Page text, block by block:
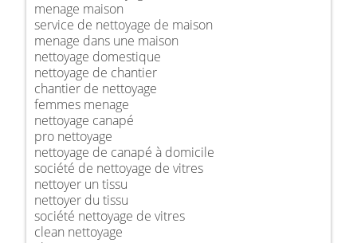
menage maison
service de nettoyage de maison
menage dans une maison
nettoyage domestique
nettoyage de chantier
chantier de nettoyage
femmes menage
nettoyage canapé
pro nettoyage
nettoyage de canapé à domicile
société de nettoyage de vitres
nettoyer un tissu
nettoyer du tissu
société nettoyage de vitres
clean nettoyage